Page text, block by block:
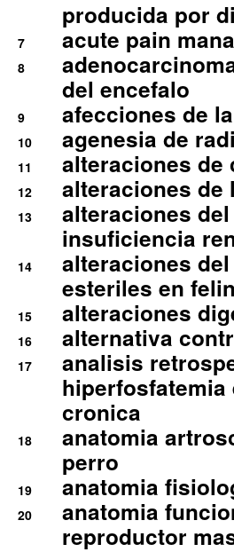
producida por
7 acute pain
8
del encefalo
9 afecciones de
10 agenesia de
11 alteraciones de
12 alteraciones de
13
alteraciones
insuficiencia
14
alteraciones
esteriles en
15 alteraciones
16 alternativa
17
analisis
cronica
18
anatomia
perro
19 anatomia
20
anatomia
reproductor